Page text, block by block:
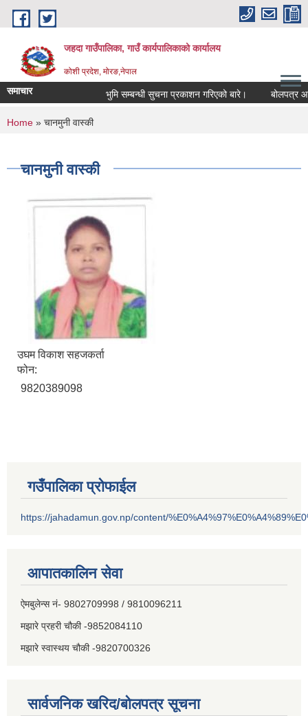
Skip to main content
जहदा गाउँपालिका, गाउँ कार्यपालिकाको कार्यालय
कोशी प्रदेश, मोरङ,नेपाल
समाचार भुमि सम्बन्धी सुचना प्रकाशन गरिएको बारे। बोलपत्र
You are here
Home » चानमुनी वास्की
चानमुनी वास्की
उघम विकाश सहजकर्ता
फोन:
9820389098
गउँपालिका प्रोफाईल
https://jahadamun.gov.np/content/
आपातकालिन सेवा
ऐमबुलेन्स नं- 9802709998 / 9810096211
मझारे प्रहरी चौकी -9852084110
मझारे स्वास्थय चौकी -9820700326
सार्वजनिक खरिद/बोलपत्र सूचना